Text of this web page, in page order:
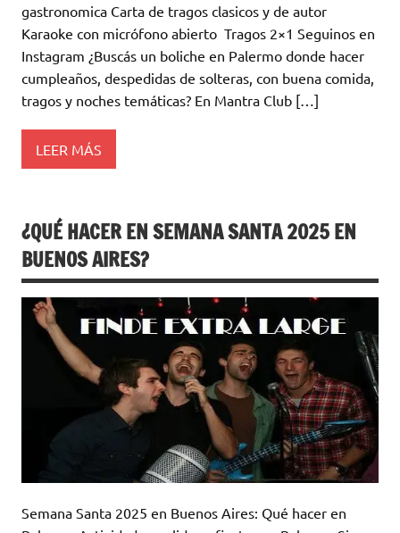
gastronomica Carta de tragos clasicos y de autor
Karaoke con micrófono abierto Tragos 2×1 Seguinos en
Instagram ¿Buscás un boliche en Palermo donde hacer
cumpleaños, despedidas de solteras, con buena comida,
tragos y noches temáticas? En Mantra Club […]
LEER MÁS
¿QUÉ HACER EN SEMANA SANTA 2025 EN
BUENOS AIRES?
Semana Santa 2025 en Buenos Aires: Qué hacer en